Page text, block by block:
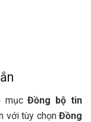
mụcĐồng bộ tin
với tùy chọn Đồng